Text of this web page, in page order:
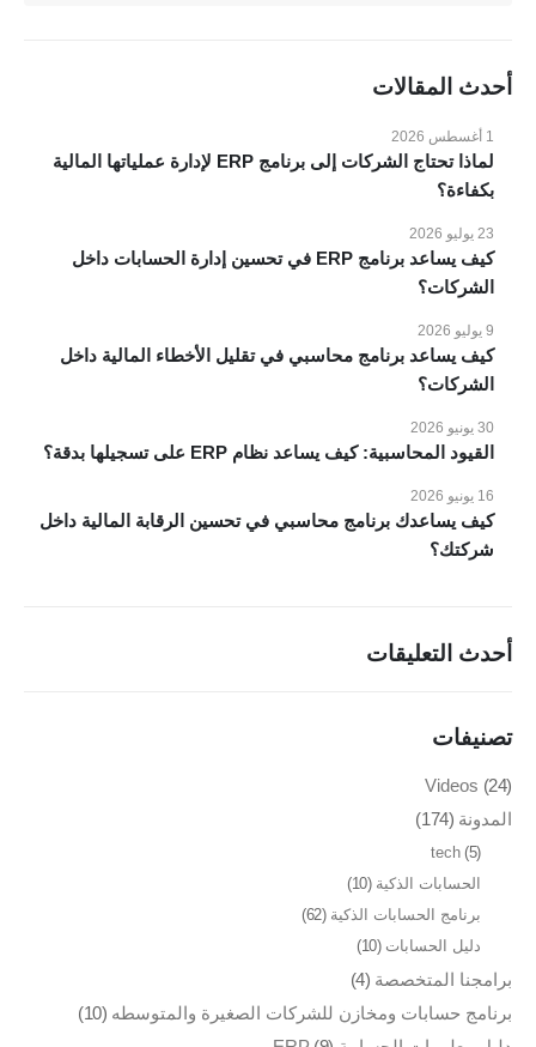
أحدث المقالات
لماذا تحتاج الشركات إلى برنامج ERP لإدارة عملياتها المالية
بكفاءة؟
1 أغسطس 2026
كيف يساعد برنامج ERP في تحسين إدارة الحسابات داخل
الشركات؟
23 يوليو 2026
كيف يساعد برنامج محاسبي في تقليل الأخطاء المالية داخل
الشركات؟
9 يوليو 2026
القيود المحاسبية: كيف يساعد نظام ERP على تسجيلها بدقة؟
30 يونيو 2026
كيف يساعدك برنامج محاسبي في تحسين الرقابة المالية داخل
شركتك؟
16 يونيو 2026
أحدث التعليقات
تصنيفات
Videos (24)
المدونة (174)
tech(5)
الحسابات الذكية (10)
برنامج الحسابات الذكية (62)
دليل الحسابات (10)
برامجنا المتخصصة (4)
برنامج حسابات ومخازن للشركات الصغيرة والمتوسطه (10)
المدونة
عملائنا
اتصل بنا
انظمة voko erp
شركات المقاولات والإنشاءات
شركات الاستثمار العقاري
شركات التجارة والتوزيع
الصناعات الصغيرة
منظومة الفاتورة الإلكترونية
تواصل معنا
مدينة نصر، ميدان الساعة، 26 شارع النزهة، مكتب رقم 63
تليفون : 01149996875
بريد الكتروني : info@vokoerp.com
روابط التواصل